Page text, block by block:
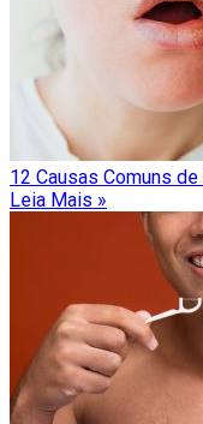
12 Causas Comuns
Leia Mais »